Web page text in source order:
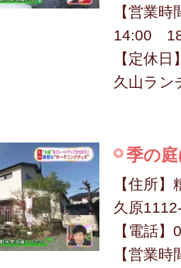
【営業
14:00
【定休
久山ラン
季の
【住所
久原
【電話
【営業